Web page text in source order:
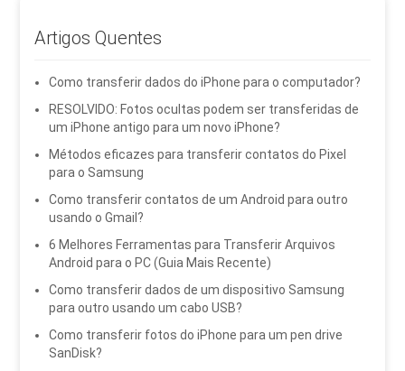
Artigos Quentes
Como transferir dados do iPhone para o computador?
RESOLVIDO: Fotos ocultas podem ser transferidas de
um iPhone antigo para um novo iPhone?
Métodos eficazes para transferir contatos do Pixel
para o Samsung
Como transferir contatos de um Android para outro
usando o Gmail?
6 Melhores Ferramentas para Transferir Arquivos
Android para o PC (Guia Mais Recente)
Como transferir dados de um dispositivo Samsung
para outro usando um cabo USB?
Como transferir fotos do iPhone para um pen drive
SanDisk?